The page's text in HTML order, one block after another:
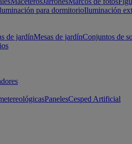
para dormitorioIluminación
de jardínMesas de jardínConjuntos de
PanelesCesped Artificial